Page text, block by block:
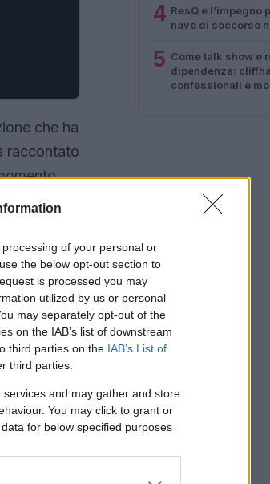
of your personal or
the below opt-out section to
is processed you may
utilized by us or personal
may separately opt-out of the
on the IAB’s list of downstream
third parties on the IAB’s List of
third parties.
and may gather and store
You may click to grant or
for below specified purposes
che ha
raccontato
durante
ruolo
4 ResQ e l’impegno
nave di soccorso
5 Come talk show e
dipendenza:
confessionali e